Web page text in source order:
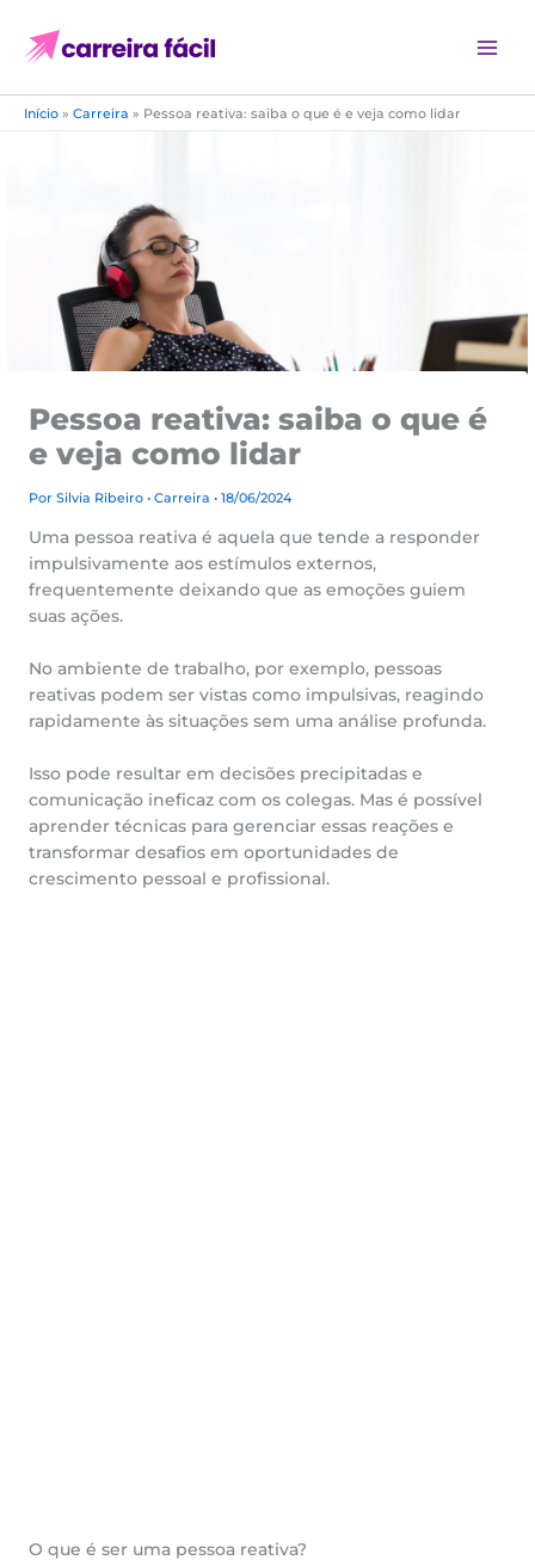
para
conteúdo
Início » Carreira » Pessoa reativa: saiba o que é e veja como lidar
Pessoa reativa: saiba o que é
e veja como lidar
Por Silvia Ribeiro • Carreira • 18/06/2024
Uma pessoa reativa é aquela que tende a responder
impulsivamente aos estímulos externos,
frequentemente deixando que as emoções guiem
suas ações.
No ambiente de trabalho, por exemplo, pessoas
reativas podem ser vistas como impulsivas, reagindo
rapidamente às situações sem uma análise profunda.
Isso pode resultar em decisões precipitadas e
comunicação ineficaz com os colegas. Mas é possível
aprender técnicas para gerenciar essas reações e
transformar desafios em oportunidades de
crescimento pessoal e profissional.
O que é ser uma pessoa reativa?